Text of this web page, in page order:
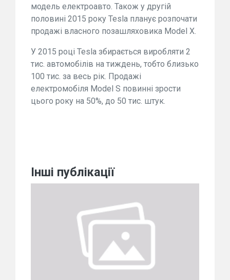
модель електроавто. Також у другій
половині 2015 року Tesla планує розпочати
продажі власного позашляховика Model X.
У 2015 році Tesla збирається виробляти 2
тис. автомобілів на тиждень, тобто близько
100 тис. за весь рік. Продажі
електромобіля Model S повинні зрости
цього року на 50%, до 50 тис. штук.
Інші публікації